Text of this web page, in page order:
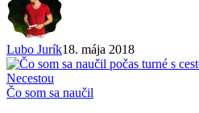
Lubo Jurík18. mája 2018
Čo
Čo som sa naučil